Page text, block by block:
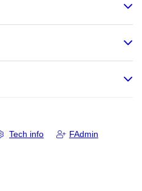
Tech info FAdmin